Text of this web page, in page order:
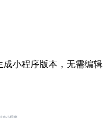
小程序版本，无需编辑